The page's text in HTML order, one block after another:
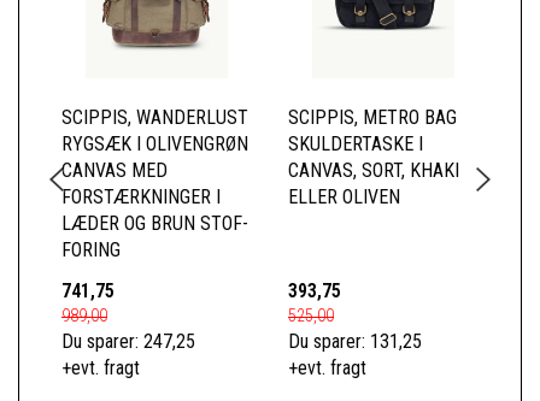
SCIPPIS, WANDERLUST
RYGSÆK I OLIVENGRØN
CANVAS MED
FORSTÆRKNINGER I
LÆDER OG BRUN STOF-
FORING
741,75
989,00
Du sparer: 247,25
+evt. fragt
SCIPPIS, METRO BAG
SKULDERTASKE I
CANVAS, SORT, KHAKI
ELLER OLIVEN
393,75
525,00
Du sparer: 131,25
+evt. fragt